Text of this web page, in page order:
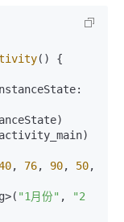
() {
, 76, 90, 50
"1月份" ,
"2